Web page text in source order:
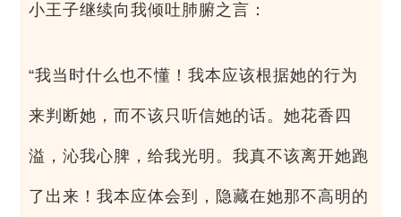
小王子继续向我倾吐肺腑之言：
“我当时什么也不懂！我本应该根据她的行为
来判断她，而不该只听信她的话。她花香四
溢，沁我心脾，给我光明。我真不该离开她跑
了出来！我本应体会到，隐藏在她那不高明的